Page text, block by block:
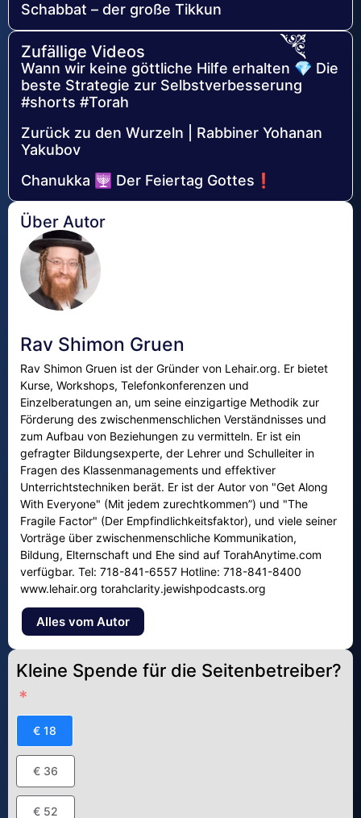
Schabbat – der große Tikkun
Zufällige Videos
Wann wir keine göttliche Hilfe erhalten 💎 Die
beste Strategie zur Selbstverbesserung
#shorts #Torah
Zurück zu den Wurzeln | Rabbiner Yohanan
Yakubov
Chanukka 🕎 Der Feiertag Gottes❗
Über Autor
Rav Shimon Gruen
Rav Shimon Gruen ist der Gründer von Lehair.org. Er bietet
Kurse, Workshops, Telefonkonferenzen und
Einzelberatungen an, um seine einzigartige Methodik zur
Förderung des zwischenmenschlichen Verständnisses und
zum Aufbau von Beziehungen zu vermitteln. Er ist ein
gefragter Bildungsexperte, der Lehrer und Schulleiter in
Fragen des Klassenmanagements und effektiver
Unterrichtstechniken berät. Er ist der Autor von "Get Along
With Everyone" (Mit jedem zurechtkommen”) und "The
Fragile Factor" (Der Empfindlichkeitsfaktor), und viele seiner
Vorträge über zwischenmenschliche Kommunikation,
Bildung, Elternschaft und Ehe sind auf TorahAnytime.com
verfügbar. Tel: 718-841-6557 Hotline: 718-841-8400
www.lehair.org torahclarity.jewishpodcasts.org
Alles vom Autor
Kleine Spende für die Seitenbetreiber?
€ 18
€ 36
€ 52